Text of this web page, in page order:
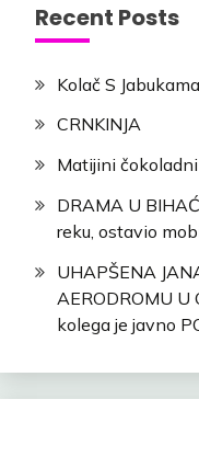
Recent Posts
Kolač S
CRNKINJA
Matijini
DRAMA U
reku, ostavio
UHAPŠENA
AERODROMU U
kolega je javno